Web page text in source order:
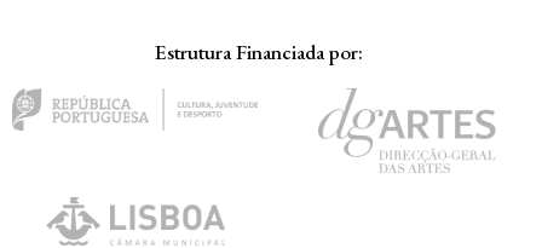
Estrutura Financiada por: